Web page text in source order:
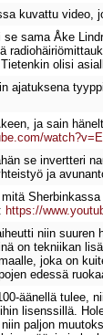
kuvattu video,
sama Åke
olisi
ajatuksena
ja sain
se invertteri
ja
https://
niin
on tekniikan
joka on
edessä
äänellä tulee,
lisenssillä.
paljon